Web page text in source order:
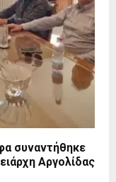
συναντήθηκε
Αργολίδας